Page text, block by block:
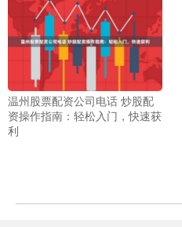
温州股票配资公司电话 炒股配
资操作指南：轻松入门，快速获
利